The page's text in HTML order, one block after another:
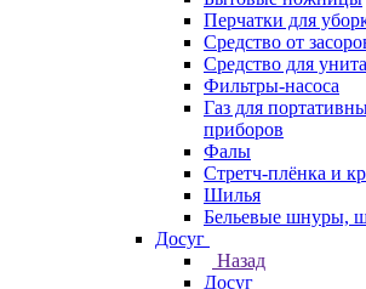
Перчатки для
Средство от
Средство для
Фильтры-насоса
Газ для
приборов
Фалы
Стретч-плёнка и
Шилья
Бельевые шнуры,
Досуг
Назад
Досуг